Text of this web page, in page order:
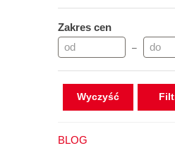
Zakres cen
–
Wyczyść
BLOG